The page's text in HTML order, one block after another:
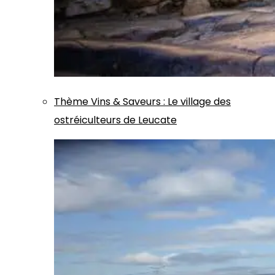
ThèmeVins & Saveurs: Le village des
ostréiculteurs de Leucate